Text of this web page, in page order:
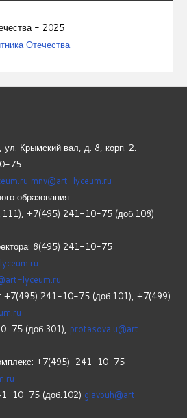
Отечества
Крымский вал, д. 8, корп. 2.
75
mnv@art-lyceum.ru
образования:
+7(495) 241-10-75 (доб.108)
8(495) 241-10-75
lyceum.ru
+7(495) 241-10-75 (доб.101), +7(499)
75 (доб.301), protasova.u@art-
+7(495)-241-10-75
10-75 (доб.102) glavbuh@art-